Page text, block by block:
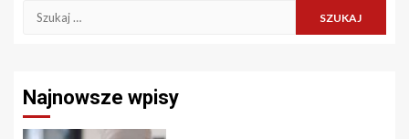
Szukaj:
Najnowsze wpisy